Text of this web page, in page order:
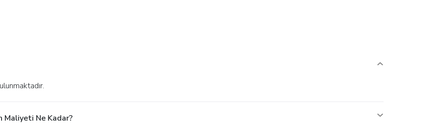
Maliyeti Ne Kadar?